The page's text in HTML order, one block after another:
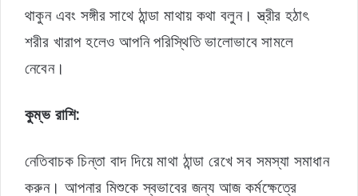
থাকুন এবং সঙ্গীর সাথে ঠান্ডা মাথায় কথা বলুন। স্ত্রীর হঠাৎ
শরীর খারাপ হলেও আপনি পরিস্থিতি ভালোভাবে সামলে
নেবেন।
কুম্ভ রাশি:
নেতিবাচক চিন্তা বাদ দিয়ে মাথা ঠান্ডা রেখে সব সমস্যা সমাধান
করুন। আপনার মিশুকে স্বভাবের জন্য আজ কর্মক্ষেত্রে